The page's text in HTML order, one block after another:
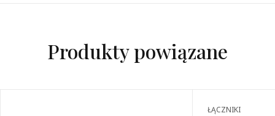
Produkty powiązane
ŁĄCZNIKI